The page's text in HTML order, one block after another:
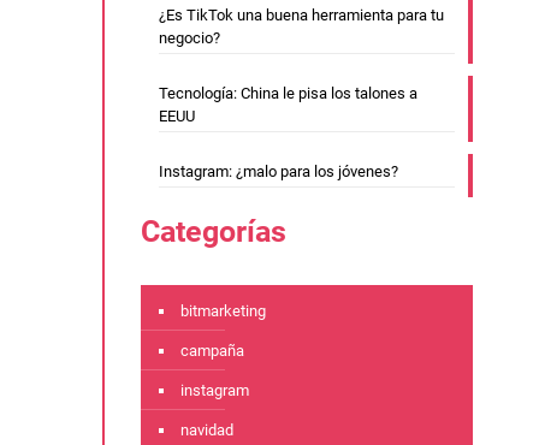
¿Es TikTok una buena herramienta para tu
negocio?
Tecnología: China le pisa los talones a
EEUU
Instagram: ¿malo para los jóvenes?
Categorías
bitmarketing
campaña
instagram
navidad